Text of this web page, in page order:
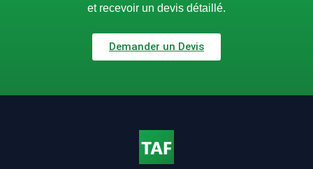
et recevoir un devis détaillé.
Demander un Devis